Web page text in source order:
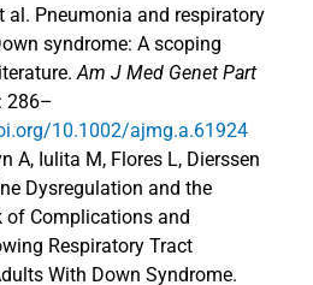
al. Pneumonia and respiratory
syndrome: A scoping
Am J Med Genet Part
286–
10.1002/ajmg.a.61924
A, Iulita M, Flores L, Dierssen
Dysregulation and the
of Complications and
Respiratory Tract
With Down Syndrome.